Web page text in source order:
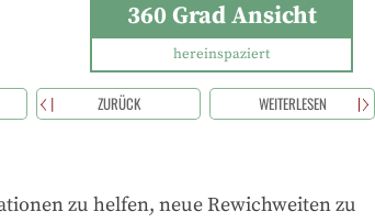
360 Grad Ansicht
hereinspaziert
ZURÜCK WEITERLESEN
zu helfen, neue Rewichweiten zu